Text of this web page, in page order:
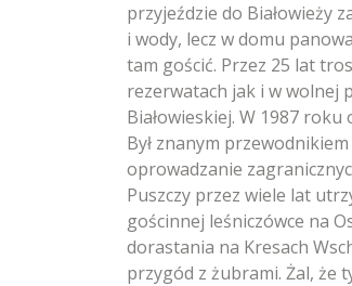
przyjeździe do Białowieży
i wody, lecz w domu
tam gościć. Przez 25 lat
rezerwatach jak i w wolnej
Białowieskiej. W 1987
Był znanym
oprowadzanie
Puszczy przez wiele lat
gościnnej leśniczówce na
dorastania na Kresach
przygód z żubrami. Żal, że